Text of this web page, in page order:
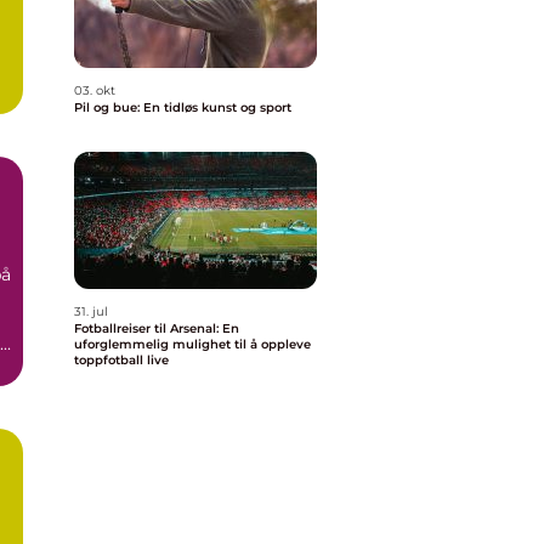
03. okt
Pil og bue: En tidløs kunst og sport
31. jul
Fotballreiser til Arsenal: En
uforglemmelig mulighet til å oppleve
toppfotball live